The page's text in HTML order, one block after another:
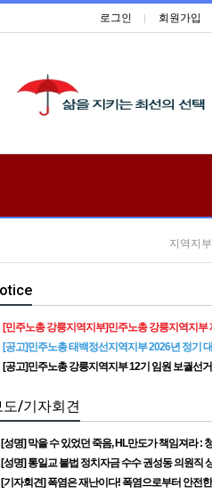
로그인 회원가입
지역지
[민주노총 강릉지역지부]민주노총 강릉지역지부 제12기
[공고]민주노총 태백정선지역지부 2026년 정기
[공고]민주노총 강릉지역지부 12기 임원 보궐선
도/기자회견
[성명] 막을 수 있었던 죽음, HL만도가 책임져라 : 청년노동자 사망사고의 철저한 진상
[성명] 통일교 불법 정치자금 수수 권성동 의원직
[기자회견] 폭염은 재난이다! 폭염으로부터 안전한 일터를 위한 민주노총 강원지역